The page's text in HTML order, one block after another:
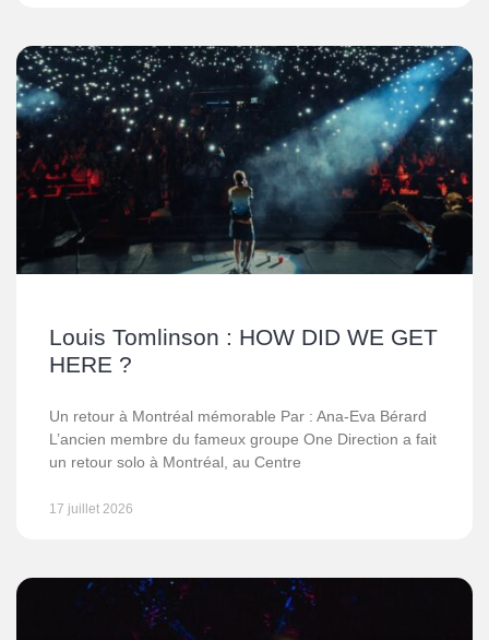
Louis Tomlinson : HOW DID WE GET
HERE ?
Un retour à Montréal mémorable Par : Ana-Eva Bérard
L’ancien membre du fameux groupe One Direction a fait
un retour solo à Montréal, au Centre
17 juillet 2026